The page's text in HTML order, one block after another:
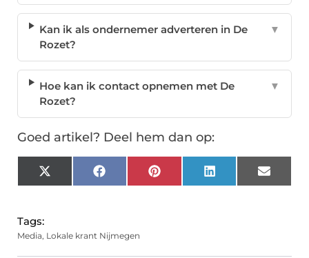
Kan ik als ondernemer adverteren in De
Rozet?
▼
Hoe kan ik contact opnemen met De
Rozet?
▼
Goed artikel? Deel hem dan op:
X
(Twitter)
FacebookPinterest LinkedIn Email
Tags:
Media, Lokale krant Nijmegen